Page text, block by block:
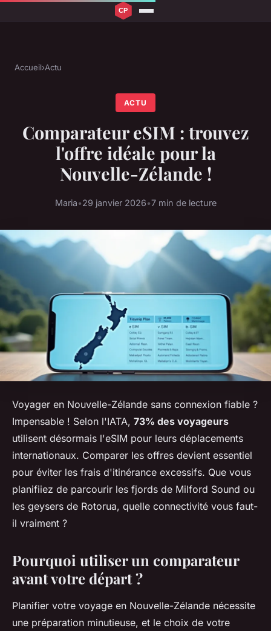
Accueil›Actu
ACTU
Comparateur eSIM : trouvez
l'offre idéale pour la
Nouvelle-Zélande !
Maria•29 janvier 2026•7 min de lecture
Voyager en Nouvelle-Zélande sans connexion fiable ?
Impensable ! Selon l'IATA, 73% des voyageurs
utilisent désormais l'eSIM pour leurs déplacements
internationaux. Comparer les offres devient essentiel
pour éviter les frais d'itinérance excessifs. Que vous
planifiiez de parcourir les fjords de Milford Sound ou
les geysers de Rotorua, quelle connectivité vous faut-
il vraiment ?
Pourquoi utiliser un comparateur
avant votre départ ?
Planifier votre voyage en Nouvelle-Zélande nécessite
une préparation minutieuse, et le choix de votre